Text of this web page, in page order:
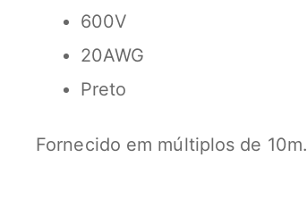
600V
20AWG
Preto
Fornecido em múltiplos de 10m.